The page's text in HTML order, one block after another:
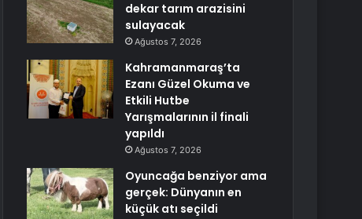
dekar tarım arazisini
sulayacak
Ağustos 7, 2026
Kahramanmaraş’ta
Ezanı Güzel Okuma ve
Etkili Hutbe
Yarışmalarının il finali
yapıldı
Ağustos 7, 2026
Oyuncağa benziyor ama
gerçek: Dünyanın en
küçük atı seçildi